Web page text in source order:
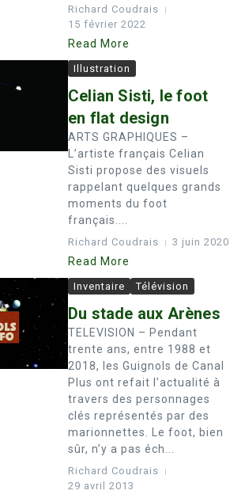
Richard Coudrais
15 février 2022
Read More
Illustration
Celian Sisti, le foot
en flat design
ARTS GRAPHIQUES –
L’artiste français Celian
Sisti propose des visuels
rappelant quelques grands
moments du foot
français....
Richard Coudrais 3 juin 2020
Read More
Inventaire Télévision
Du stade aux Arènes
TELEVISION – Pendant
trente ans, entre 1988 et
2018, les Guignols de Canal
Plus ont refait l’actualité à
travers des personnages
clés représentés par des
marionnettes. Le foot, bien
sûr, n’y a pas éch...
Richard Coudrais
29 avril 2013